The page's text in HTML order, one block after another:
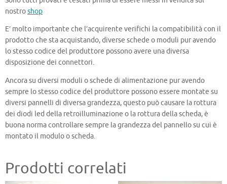
nostroshop
E’ molto importante che l’acquirente verifichi la compatibilità con il
prodotto che sta acquistando, diverse schede o moduli pur avendo
lo stesso codice del produttore possono avere una diversa
disposizione dei connettori.
Ancora su diversi moduli o schede di alimentazione pur avendo
sempre lo stesso codice del produttore possono essere montate su
diversi pannelli di diversa grandezza, questo può causare la rottura
dei diodi led della retroilluminazione o la rottura della scheda, è
buona norma controllare sempre la grandezza del pannello su cui è
montato il modulo o scheda.
Prodotti correlati